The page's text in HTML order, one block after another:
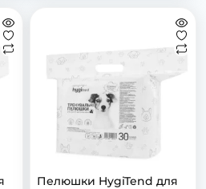
Пелюшки HygiTend для